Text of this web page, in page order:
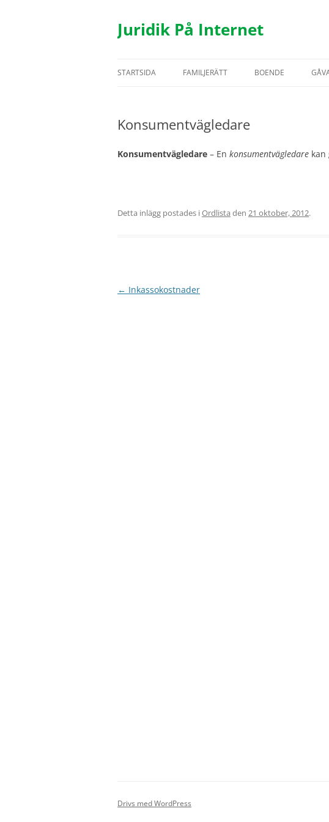
innehåll
Juridik På Internet
STARTSIDA FAMILJERÄTT
ÄKTENSKAP
SAMBOR
BOENDE
FAST EGENDOM
Konsumentvägledare
Konsumentvägledare – En konsumentvägledare kan
Detta inlägg postades iOrdlista den 21 oktober, 2012.
Inläggsnavigering
← Inkassokostnader
Drivs med WordPress